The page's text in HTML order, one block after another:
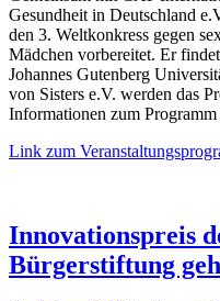
Gesundheit in Deutschland
den 3. Weltkonkress gegen
Mädchen vorbereitet. Er
Johannes Gutenberg
von Sisters e.V. werden das
Informationen zum
Link zum
Innovationspreis
Bürgerstiftung